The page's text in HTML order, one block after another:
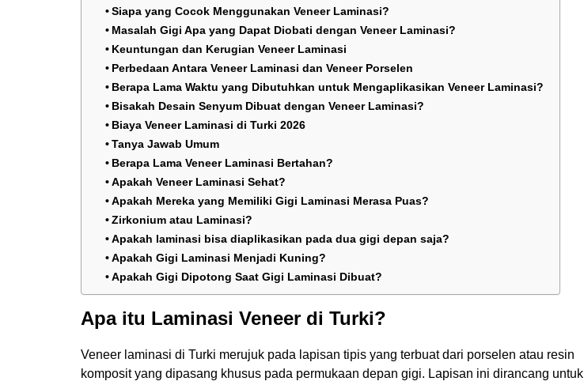
Siapa yang Cocok Menggunakan Veneer Laminasi?
Masalah Gigi Apa yang Dapat Diobati dengan Veneer Laminasi?
Keuntungan dan Kerugian Veneer Laminasi
Perbedaan Antara Veneer Laminasi dan Veneer Porselen
Berapa Lama Waktu yang Dibutuhkan untuk Mengaplikasikan Veneer Laminasi?
Bisakah Desain Senyum Dibuat dengan Veneer Laminasi?
Biaya Veneer Laminasi di Turki 2026
Tanya Jawab Umum
Berapa Lama Veneer Laminasi Bertahan?
Apakah Veneer Laminasi Sehat?
Apakah Mereka yang Memiliki Gigi Laminasi Merasa Puas?
Zirkonium atau Laminasi?
Apakah laminasi bisa diaplikasikan pada dua gigi depan saja?
Apakah Gigi Laminasi Menjadi Kuning?
Apakah Gigi Dipotong Saat Gigi Laminasi Dibuat?
Apa itu Laminasi Veneer di Turki?
Veneer laminasi di Turki merujuk pada lapisan tipis yang terbuat dari porselen atau resin
komposit yang dipasang khusus pada permukaan depan gigi. Lapisan ini dirancang untuk